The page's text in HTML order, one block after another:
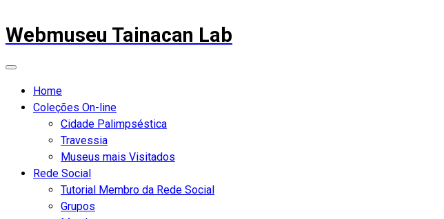
Webmuseu Tainacan Lab
Home
Coleções On-line
Cidade Palimpséstica
Travessia
Museus mais Visitados
Rede Social
Tutorial Membro da Rede Social
Grupos